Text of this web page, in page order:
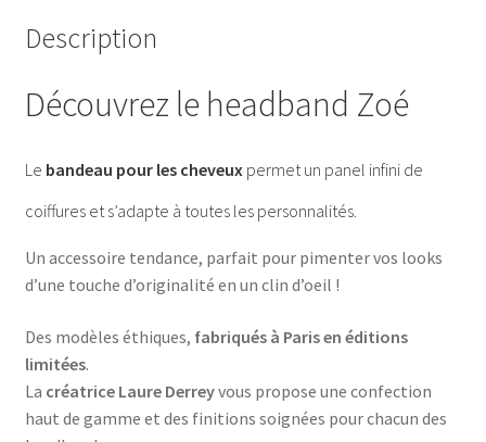
Description
Découvrez le headband Zoé
Le bandeau pour les cheveux permet un panel infini de
coiffures et s’adapte à toutes les personnalités.
Un accessoire tendance, parfait pour pimenter vos looks
d’une touche d’originalité en un clin d’oeil !
Des modèles éthiques, fabriqués à Paris en éditions
limitées.
La créatrice Laure Derreyvous propose une confection
haut de gamme et des finitions soignées pour chacun des